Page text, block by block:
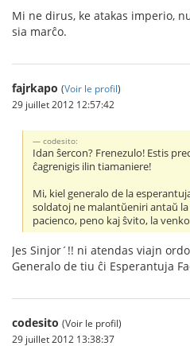
Mi ne dirus, ke atakas imperio,
sia marĉo.
fajrkapo (Voir le profil)
29 juillet 2012 12:57:42
codesito:
Idan ŝercon? Frenezulo! Estis
ĉagrenigis ilin tiamaniere!
Mi, kiel generalo de la
soldatoj ne malantŭeniri antaŭ
pacienco, peno kaj ŝvito, la
Jes Sinjor´!! ni atendas viajn
Generalo de tiu ĉi Esperantuja
codesito (Voir le profil)
29 juillet 2012 13:38:37